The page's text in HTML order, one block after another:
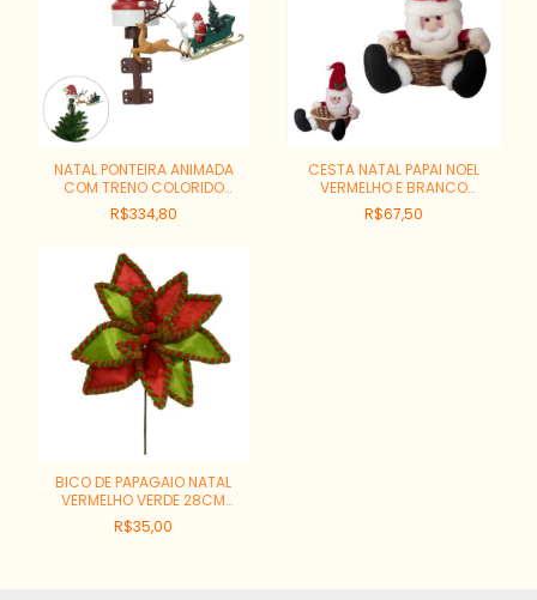
NATAL PONTEIRA ANIMADA
COM TRENO COLORIDO
29X21X38CM REF:81381001
R$334,80
CESTA NATAL PAPAI NOEL
VERMELHO E BRANCO
REF:81005001
R$67,50
BICO DE PAPAGAIO NATAL
VERMELHO VERDE 28CM
REF:56843002
R$35,00